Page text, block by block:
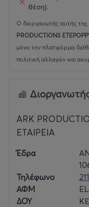
στη λογική της
επίκαιρο στον
οι απειλές, η
να παρουσιάζονται
θέση).
Ο διοργανωτής αυτής της
PRODUCTIONS
μόνο την πλατφόρμα
πολιτική αλλαγών και
ARK
ΕΤΑΙΡΕΙΑ
Έδρα
Τηλέφωνο
ΑΦΜ
ΔΟΥ